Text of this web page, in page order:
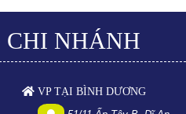
CHI NHÁNH
VP TẠI BÌNH DƯƠNG